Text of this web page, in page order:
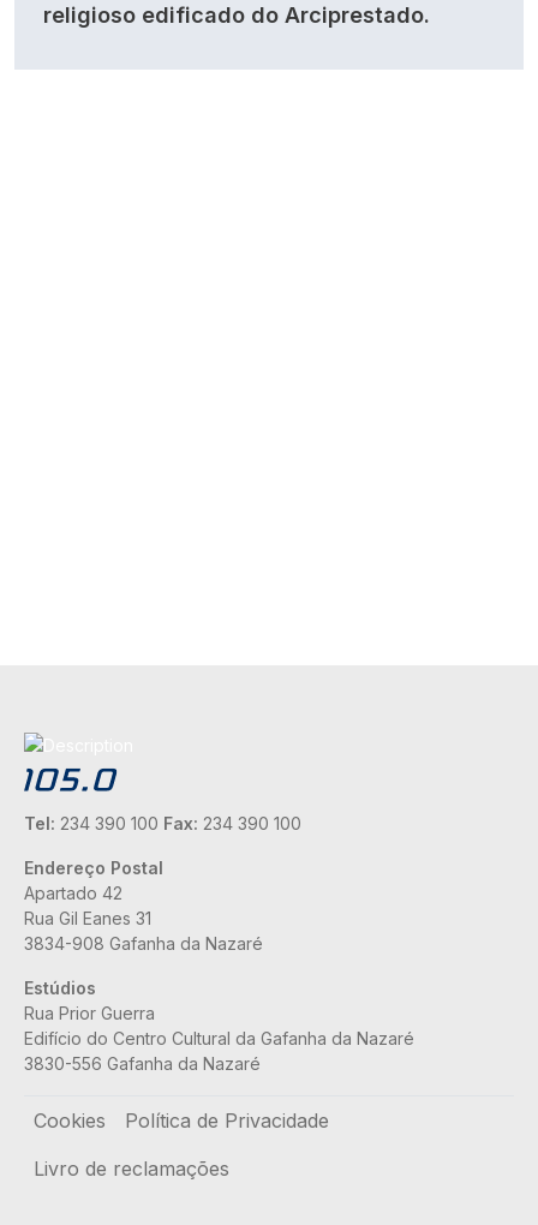
religioso edificado do Arciprestado.
Tel: 234 390 100 Fax: 234 390 100
Endereço Postal
Apartado 42
Rua Gil Eanes 31
3834-908 Gafanha da Nazaré
Estúdios
Rua Prior Guerra
Edifício do Centro Cultural da Gafanha da Nazaré
3830-556 Gafanha da Nazaré
Rodapé
Cookies
Política de Privacidade
Livro de reclamações